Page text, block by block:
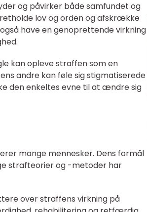
og påvirker både samfundet og
lov og orden og afskrække
have en genoprettende virkning
kan opleve straffen som en
andre kan føle sig stigmatiserede
den enkeltes evne til at ændre sig
mange mennesker. Dens formål
strafteorier og -metoder har
over straffens virkning på